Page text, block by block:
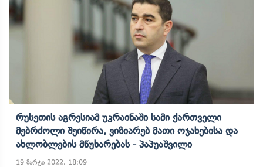
Რუსეთის Აგრესიამ Უკრაინაში Სამი Ქართველი
Მებრძოლი Შეიწირა, Ვიზიარებ Მათი Ოჯახებისა Და
Ახლობლების Მწუხარებას - Პაპუაშვილი
19 მარტი 2022, 18:09